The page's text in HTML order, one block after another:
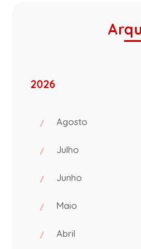
2026
Agosto
Julho
Junho
Maio
Abril